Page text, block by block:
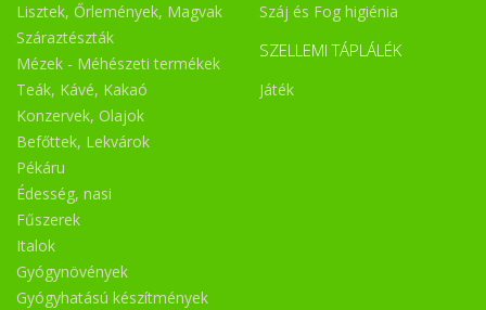
Lisztek, Őrlemények, Magvak
Száraztészták
Mézek - Méhészeti termékek
Teák, Kávé, Kakaó
Konzervek, Olajok
Befőttek, Lekvárok
Pékáru
Édesség, nasi
Fűszerek
Italok
Gyógynövények
Gyógyhatású készítmények
Száj és Fog higiénia
SZELLEMI TÁPLÁLÉK
Játék